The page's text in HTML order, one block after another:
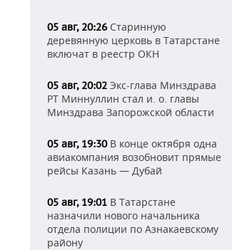
05 авг, 20:26 Старинную
деревянную церковь в Татарстане
включат в реестр ОКН
05 авг, 20:02 Экс-глава Минздрава
РТ Миннуллин стал и. о. главы
Минздрава Запорожской области
05 авг, 19:30В конце октября одна
авиакомпания возобновит прямые
рейсы Казань — Дубай
05 авг, 19:01 В Татарстане
назначили нового начальника
отдела полиции по Азнакаевскому
району